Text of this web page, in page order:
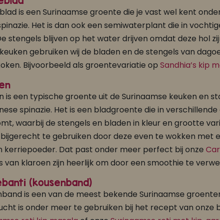
is een Surinaamse groente die je vast wel kent
Het is dan ook een semiwaterplant die in
stengels blijven op het water drijven omdat deze hol
gebruiken wij de bladen en de stengels van
Bijvoorbeeld als groentevariatie op Sandhia’s kip
is een typische groente uit de Surinaamse keuken en
spinazie. Het is een bladgroente die in
waarbij de stengels en bladen in kleur en grootte
bijgerecht te gebruiken door deze even te wokken met
kerriepoeder. Dat past onder meer perfect bij onze
van klaroen zijn heerlijk om door een smoothie te
(kousenband)
is een van de meest bekende Surinaamse
is onder meer te gebruiken bij het recept van onze